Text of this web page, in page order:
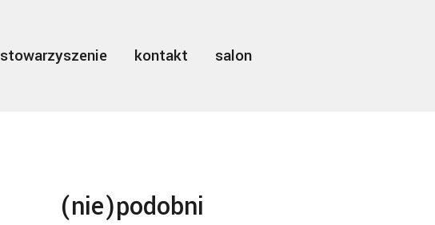
stowarzyszenie kontakt salon
(nie)podobni